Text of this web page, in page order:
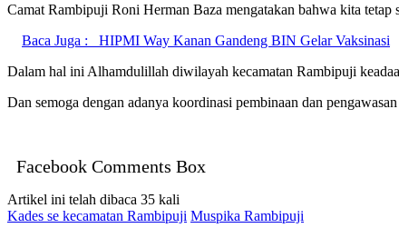
Camat Rambipuji Roni Herman Baza mengatakan bahwa kita
Baca Juga :
HIPMI Way Kanan Gandeng BIN Gelar Vaksinasi
Dalam hal ini Alhamdulillah diwilayah kecamatan Rambipuji
Dan semoga dengan adanya koordinasi pembinaan dan
Facebook Comments Box
Artikel ini telah dibaca 35 kali
Kades se kecamatan Rambipuji Muspika Rambipuji